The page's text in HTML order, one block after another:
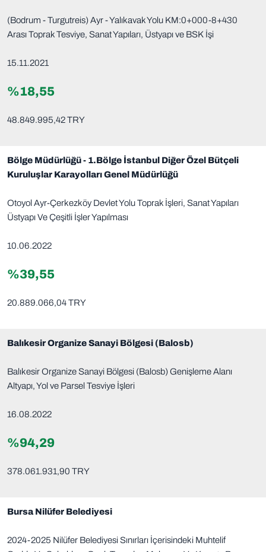
(Bodrum - Turgutreis) Ayr - Yalıkavak Yolu KM:0+000-8+430
Arası Toprak Tesviye, Sanat Yapıları, Üstyapı ve BSK İşi
15.11.2021
%18,55
48.849.995,42 TRY
Bölge Müdürlüğü - 1.Bölge İstanbul Diğer Özel Bütçeli
Kuruluşlar Karayolları Genel Müdürlüğü
Otoyol Ayr-Çerkezköy Devlet Yolu Toprak İşleri, Sanat Yapıları
Üstyapı Ve Çeşitli İşler Yapılması
10.06.2022
%39,55
20.889.066,04 TRY
Balıkesir Organize Sanayi Bölgesi (Balosb)
Balıkesir Organize Sanayi Bölgesi (Balosb) Genişleme Alanı
Altyapı, Yol ve Parsel Tesviye İşleri
16.08.2022
%94,29
378.061.931,90 TRY
Bursa Nilüfer Belediyesi
2024-2025 Nilüfer Belediyesi Sınırları İçerisindeki Muhtelif